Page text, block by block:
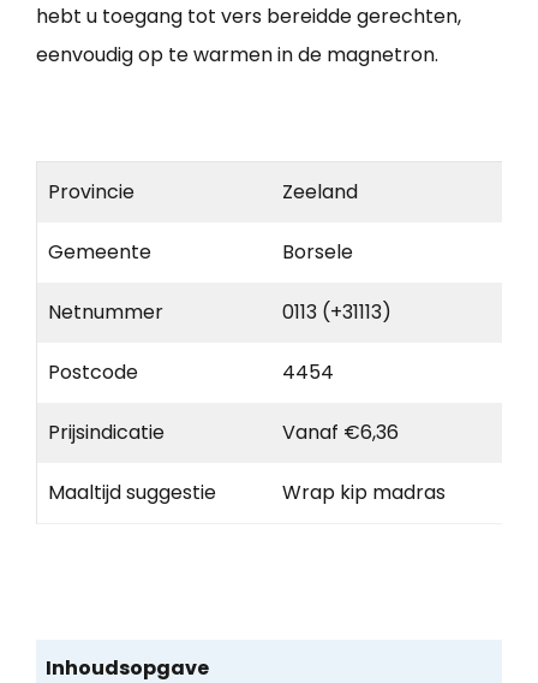
hebt u toegang tot vers bereidde gerechten,
eenvoudig op te warmen in de magnetron.
Provincie Zeeland
Gemeente Borsele
Netnummer 0113 (+31113)
Postcode 4454
Prijsindicatie Vanaf €6,36
Maaltijd suggestie Wrap kip madras
Inhoudsopgave